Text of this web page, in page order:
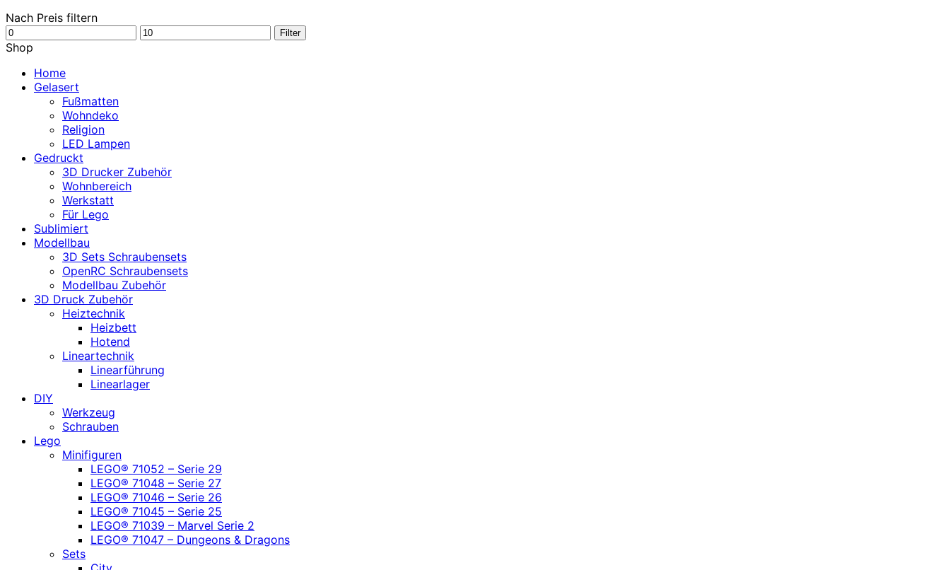
Nach Preis filtern
Min.
Preis
Max.
Filter
Shop
Home
Gelasert
Fußmatten
Wohndeko
Religion
LED Lampen
Gedruckt
3D Drucker Zubehör
Wohnbereich
Werkstatt
Für Lego
Sublimiert
Modellbau
3D Sets Schraubensets
OpenRC Schraubensets
Modellbau Zubehör
3D Druck Zubehör
Heiztechnik
Heizbett
Hotend
Lineartechnik
Linearführung
Linearlager
DIY
Werkzeug
Schrauben
Lego
Minifiguren
LEGO® 71052 – Serie 29
LEGO® 71048 – Serie 27
LEGO® 71046 – Serie 26
LEGO® 71045 – Serie 25
LEGO® 71039 – Marvel Serie 2
LEGO® 71047 – Dungeons & Dragons
Sets